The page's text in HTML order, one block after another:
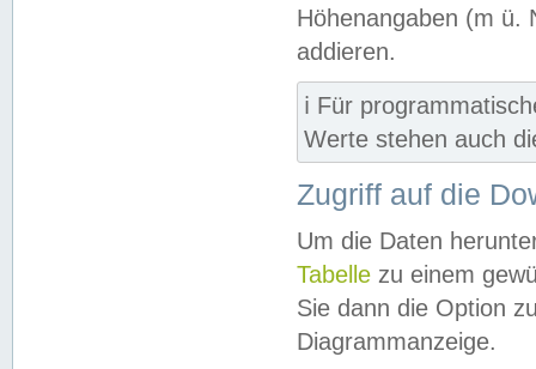
Höhenangaben (m ü.
addieren.
ℹ️ Für
Werte stehen auch
Zugriff auf die
Um die Daten
Tabelle zu einem
Sie dann die Option
Diagrammanzeige.